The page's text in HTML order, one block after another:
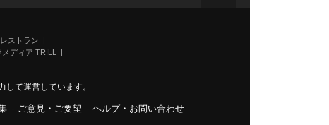
ストラン
ディア TRILL
て運営しています。
- ご意見・ご要望 - ヘルプ・お問い合わせ